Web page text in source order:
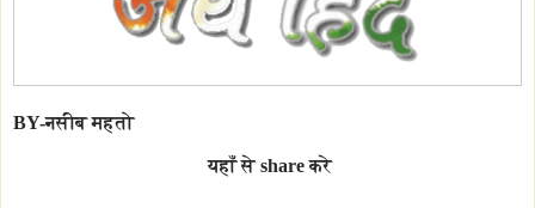
BY-नसीब महतो
यहाँ से share करे